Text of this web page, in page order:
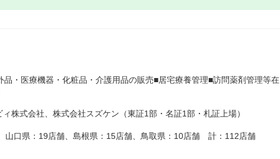
・医療機器・化粧品・介護用品の販売■居宅療養管理■訪問薬剤管理等在
株式会社、株式会社スズケン（東証1部・名証1部・札証上場）
山口県：19店舗、島根県：15店舗、鳥取県：10店舗 計：112店舗